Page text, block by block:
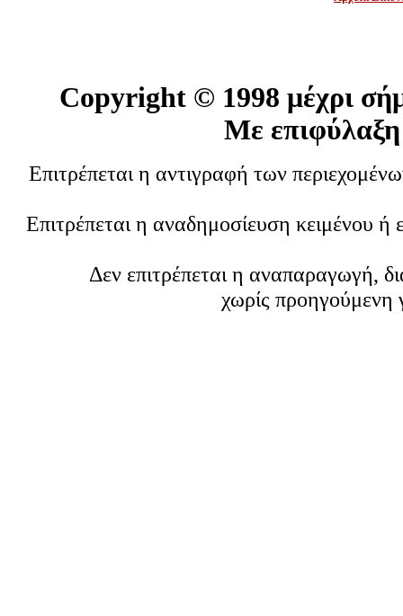
Copyright © 1998 μέχρι
Με επιφύλαξη
Επιτρέπεται η αντιγραφή των
Επιτρέπεται η αναδημοσίευση κειμένου
Δεν επιτρέπεται η αναπαραγωγή,
χωρίς προηγούμενη